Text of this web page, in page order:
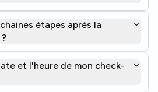
étapes après la
et l'heure de mon check-